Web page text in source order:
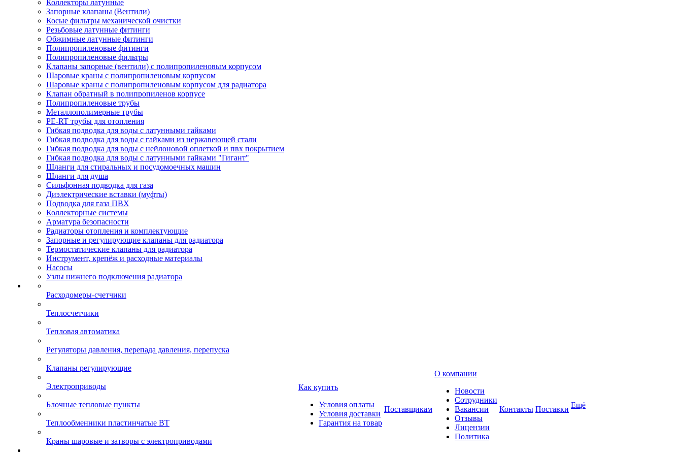
Коллекторы латунные
Запорные клапаны (Вентили)
Косые фильтры механической очистки
Резьбовые латунные фитинги
Обжимные латунные фитинги
Полипропиленовые фитинги
Полипропиленовые фильтры
Клапаны запорные (вентили) с полипропиленовым корпусом
Шаровые краны с полипропиленовым корпусом
Шаровые краны с полипропиленовым корпусом для радиатора
Клапан обратный в полипропиленов корпусе
Полипропиленовые трубы
Металлополимерные трубы
PE-RT трубы для отопления
Гибкая подводка для воды с латунными гайками
Гибкая подводка для воды с гайками из нержавеющей стали
Гибкая подводка для воды с нейлоновой оплеткой и пвх покрытием
Гибкая подводка для воды с латунными гайками "Гигант"
Шланги для стиральных и посудомоечных машин
Шланги для душа
Сильфонная подводка для газа
Диэлектрические вставки (муфты)
Подводка для газа ПВХ
Коллекторные системы
Арматура безопасности
Радиаторы отопления и комплектующие
Запорные и регулирующие клапаны для радиатора
Термостатические клапаны для радиатора
Инструмент, крепёж и расходные материалы
Насосы
Узлы нижнего подключения радиатора
Расходомеры-счетчики
Теплосчетчики
Тепловая автоматика
Регуляторы давления, перепада давления, перепуска
Клапаны регулирующие
Электроприводы
Блочные тепловые пункты
Теплообменники пластинчатые ВТ
Краны шаровые и затворы с электроприводами
Как купить
Условия оплаты
Условия доставки
Гарантия на товар
Поставщикам
О компании
Новости
Сотрудники
Вакансии
Отзывы
Лицензии
Политика
Контакты Поставки Ещё